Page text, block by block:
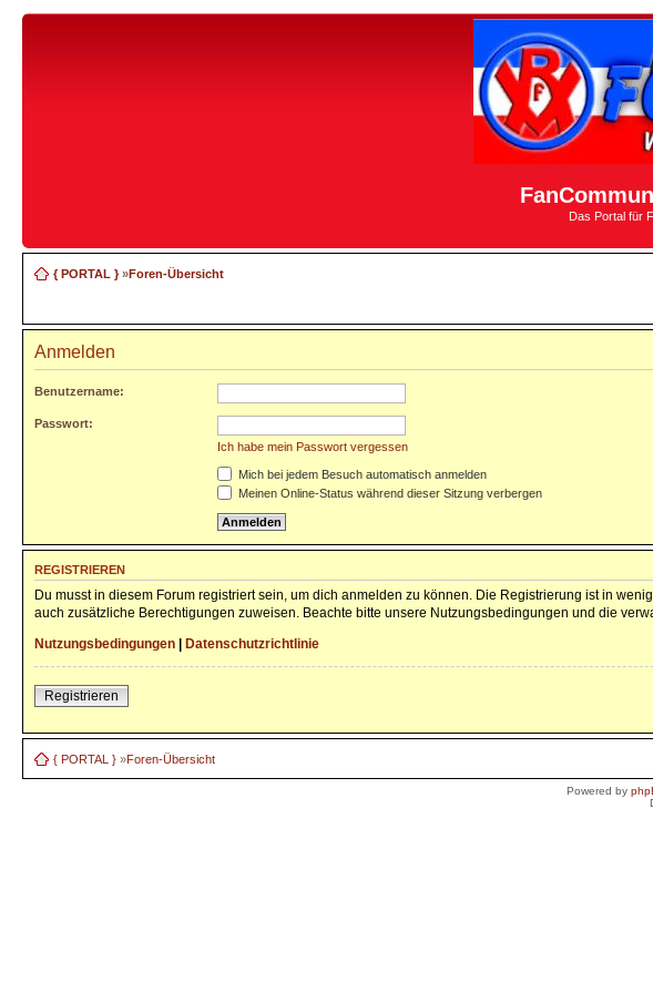
Das Portal für
{ PORTAL }»Foren-Übersicht
Anmelden
Benutzername:
Passwort:
Ich habe mein Passwort vergessen
Mich bei jedem Besuch automatisch anmelden
Meinen Online-Status während dieser Sitzung verbergen
REGISTRIEREN
Du musst in diesem Forum registriert sein, um dich anmelden zu können. Die Registrierung ist in
auch zusätzliche Berechtigungen zuweisen. Beachte bitte unsere Nutzungsbedingungen und die
Nutzungsbedingungen
Datenschutzrichtlinie
Registrieren
{ PORTAL } »Foren-Übersicht
Powered by